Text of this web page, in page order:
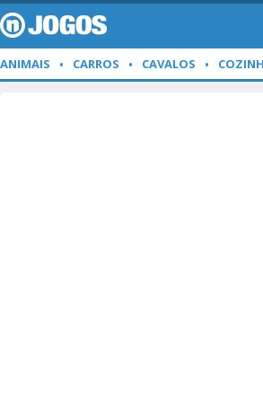
ANIMAIS CARROS CAVALOS